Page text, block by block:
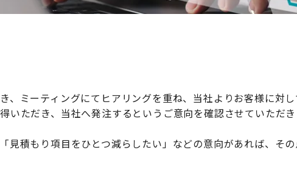
、ミーティングにてヒアリングを重ね、当社よりお客様に対
いただき、当社へ発注するというご意向を確認させていただ
見積もり項目をひとつ減らしたい」などの意向があれば、そ